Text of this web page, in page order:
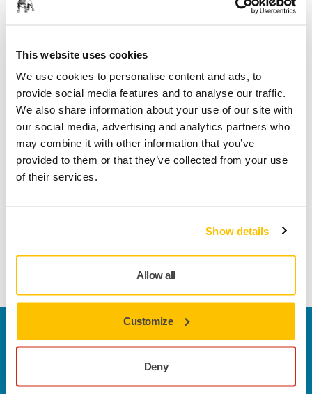
This website uses cookies
We use cookies to personalise content and ads, to
provide social media features and to analyse our traffic.
We also share information about your use of our site with
our social media, advertising and analytics partners who
may combine it with other information that you’ve
provided to them or that they’ve collected from your use
of their services.
Show details
Allow all
Customize
Deny
Műszaki részletek
A Hiolit JCA2A0 a fa- és fémcsiszolási alkalmazásokat célozza.
A rugalmas szövet hátlapnak köszönhetően kiválóan
alkalmazkodik a kontúros munkadarabokhoz és a
rádiuszokhoz, így optimális profilcsiszoláshoz, varratokhoz,
élekhez és egyéb olyan alkalmazásokhoz, ahol rugalmas,
nagy élkopású csiszolóanyagra van szükség. A félig nyitott
csiszolóanyaggá. A Hiolit JCA2A0 különösen jól használható
Szeretne többet tudni?Kérjük, vegye fel velünk a
és szakértő Támogató csapatunk
válaszol kérdéseire.